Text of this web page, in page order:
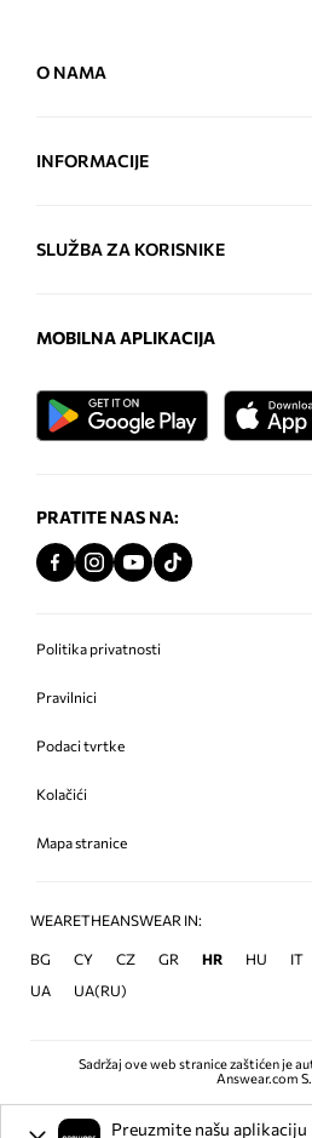
O NAMA
INFORMACIJE
SLUŽBA ZA KORISNIKE
MOBILNA APLIKACIJA
PRATITE NAS NA:
Politika privatnosti
Pravilnici
Podaci tvrtke
Kolačići
Mapa stranice
WEARETHEANSWEAR IN:
BG CY CZ GR HR HU IT
UA
UA(RU)
Sadržaj ove web stranice zaštićen je
Answear.com
Preuzmite našu aplikaciju